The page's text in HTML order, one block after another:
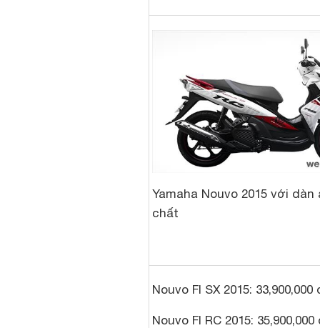
Yamaha Nouvo 2015 với
chất
Nouvo FI SX 2015: 33,900,000
Nouvo FI RC 2015: